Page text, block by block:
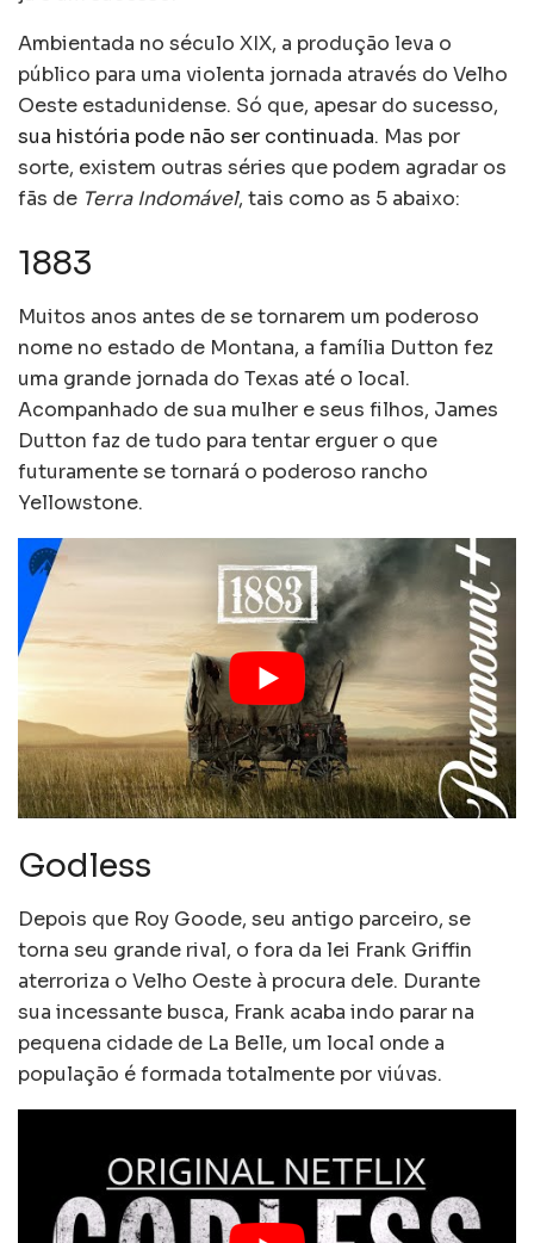
Ambientada no século XIX, a produção leva o
público para uma violenta jornada através do Velho
Oeste estadunidense. Só que, apesar do sucesso,
sua história pode não ser continuada. Mas por
sorte, existem outras séries que podem agradar os
fãs de Terra Indomável, tais como as 5 abaixo:
1883
Muitos anos antes de se tornarem um poderoso
nome no estado de Montana, a família Dutton fez
uma grande jornada do Texas até o local.
Acompanhado de sua mulher e seus filhos, James
Dutton faz de tudo para tentar erguer o que
futuramente se tornará o poderoso rancho
Yellowstone.
Godless
Depois que Roy Goode, seu antigo parceiro, se
torna seu grande rival, o fora da lei Frank Griffin
aterroriza o Velho Oeste à procura dele. Durante
sua incessante busca, Frank acaba indo parar na
pequena cidade de La Belle, um local onde a
população é formada totalmente por viúvas.